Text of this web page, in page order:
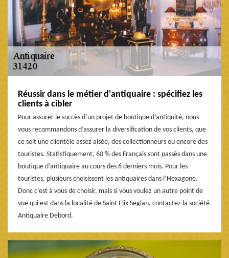
Réussir dans le métier d'antiquaire : spécifiez les
clients à cibler
Pour assurer le succès d’un projet de boutique d’antiquité, nous
vous recommandons d’assurer la diversification de vos clients, que
ce soit une clientèle assez aisée, des collectionneurs ou encore des
touristes. Statistiquement, 60 % des Français sont passés dans une
boutique d’antiquaire au cours des 6 derniers mois. Pour les
touristes, plusieurs choisissent les antiquaires dans l’Hexagone.
Donc c’est à vous de choisir, mais si vous voulez un autre point de
vue qui est dans la localité de Saint Elix Seglan, contactez la société
Antiquaire Debord.